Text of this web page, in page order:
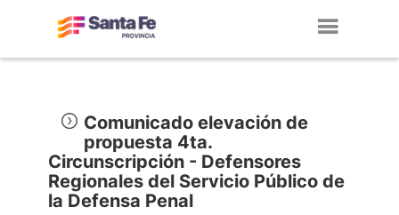
Comunicado elevación de
propuesta 4ta.
Circunscripción - Defensores
Regionales del Servicio Público de
la Defensa Penal